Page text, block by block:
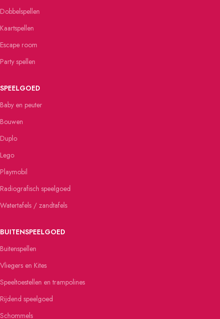
Dobbelspellen
Kaartspellen
Escape room
Party spellen
SPEELGOED
Baby en peuter
Bouwen
Duplo
Lego
Playmobil
Radiografisch speelgoed
Watertafels / zandtafels
BUITENSPEELGOED
Buitenspellen
Vliegers en Kites
Speeltoestellen en trampolines
Rijdend speelgoed
Schommels